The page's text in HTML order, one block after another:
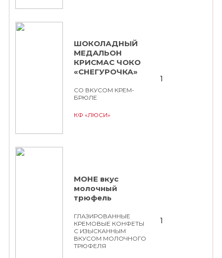
ШОКОЛАДНЫЙ
МЕДАЛЬОН
КРИСМАС ЧОКО
«СНЕГУРОЧКА»
СО ВКУСОМ КРЕМ-
БРЮЛЕ
КФ «ЛЮСИ»
1
МОНЕ вкус
молочный
трюфель
ГЛАЗИРОВАННЫЕ
КРЕМОВЫЕ КОНФЕТЫ
С ИЗЫСКАННЫМ
ВКУСОМ МОЛОЧНОГО
ТРЮФЕЛЯ
1